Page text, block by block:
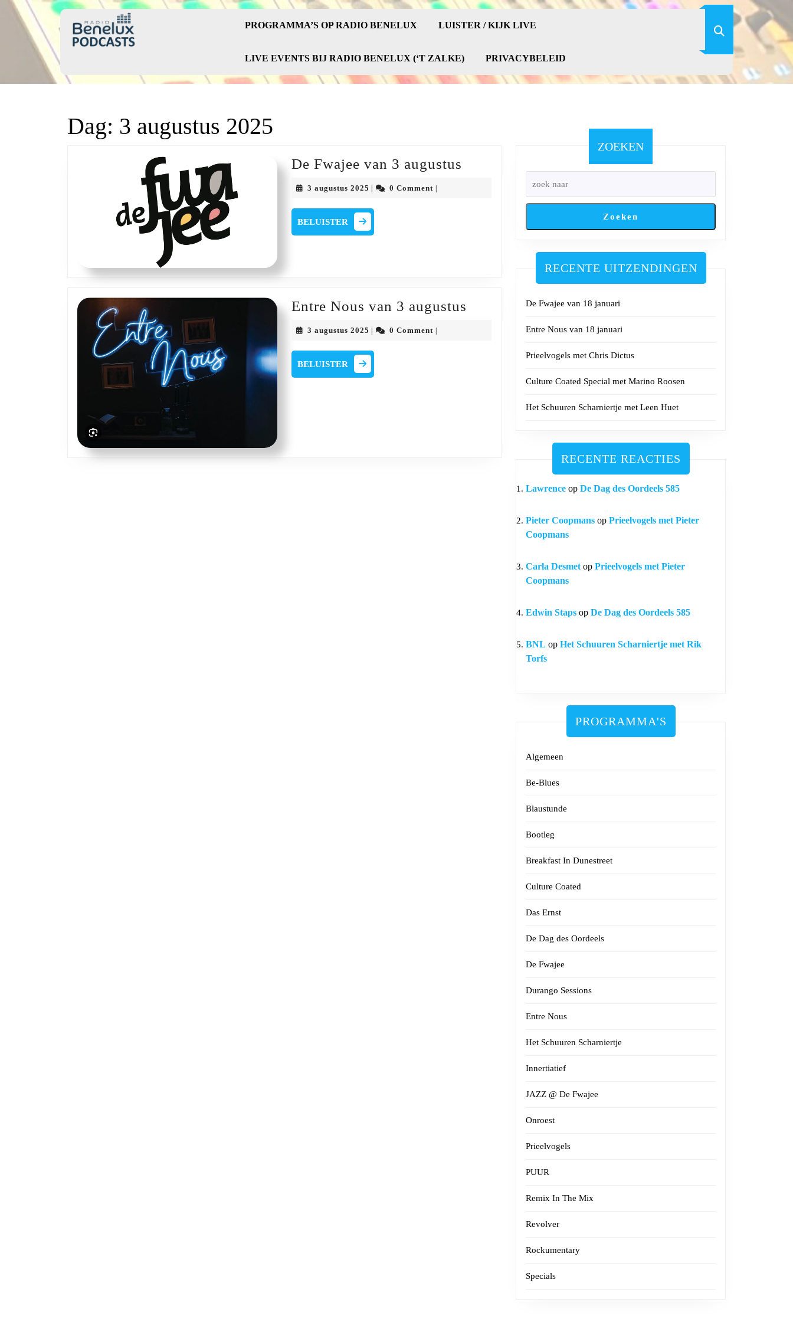
Skip
PROGRAMMA’S OP RADIO BENELUX LUISTER / KIJK LIVE
LIVE EVENTS BIJ RADIO BENELUX (‘T ZALKE) PRIVACYBELEID
Dag: 3 augustus 2025
De Fwajee van 3 augustus
3 augustus 2025 3
2025
0 Comment
BELUISTER
Entre Nous van 3 augustus
3 augustus 2025 3
2025
| 0 Comment |
BELUISTER
ZOEKEN
Zoeken
RECENTE UITZENDINGEN
De Fwajee van 18 januari
Entre Nous van 18 januari
Prieelvogels met Chris Dictus
Culture Coated Special met Marino Roosen
Het Schuuren Scharniertje met Leen Huet
RECENTE REACTIES
Lawrence op De Dag des Oordeels 585
Pieter Coopmans op Prieelvogels met Pieter
Coopmans
Carla Desmet op Prieelvogels met Pieter
Coopmans
Edwin Staps op De Dag des Oordeels 585
BNL op Het Schuuren Scharniertje met Rik
Torfs
PROGRAMMA'S
Algemeen
Be-Blues
Blaustunde
Bootleg
Breakfast In Dunestreet
Culture Coated
Das Ernst
De Dag des Oordeels
De Fwajee
Durango Sessions
Entre Nous
Het Schuuren Scharniertje
Innertiatief
JAZZ @ De Fwajee
Onroest
Prieelvogels
PUUR
Remix In The Mix
Revolver
Rockumentary
Specials